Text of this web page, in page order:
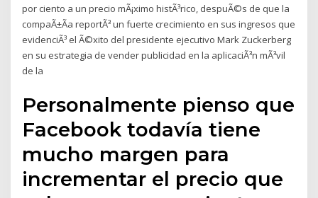
por ciento a un precio mÃ¡ximo histÃ³rico, despuÃ©s de que la
compaÃ±Ã­a reportÃ³ un fuerte crecimiento en sus ingresos que
evidenciÃ³ el Ã©xito del presidente ejecutivo Mark Zuckerberg
en su estrategia de vender publicidad en la aplicaciÃ³n mÃ³vil
de la
Personalmente pienso que
Facebook todavía tiene
mucho margen para
incrementar el precio que